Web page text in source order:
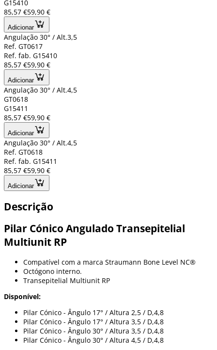
G15410
85,57 €59,90 €
Adicionar
Angulação 30° / Alt.3,5
Ref. GT0617
Ref. fab. G15410
85,57 €59,90 €
Adicionar
Angulação 30° / Alt.4,5
GT0618
G15411
85,57 €59,90 €
Adicionar
Angulação 30° / Alt.4,5
Ref. GT0618
Ref. fab. G15411
85,57 €59,90 €
Adicionar
Descrição
Pilar Cónico Angulado Transepitelial
Multiunit RP
Compatível com a marca Straumann Bone Level NC®
Octógono interno.
Transepitelial Multiunit RP
Disponível:
Pilar Cónico - Ângulo 17° / Altura 2,5 / D,4,8
Pilar Cónico - Ângulo 17° / Altura 3,5 / D,4,8
Pilar Cónico - Ângulo 30° / Altura 3,5 / D,4,8
Pilar Cónico - Ângulo 30° / Altura 4,5 / D,4,8